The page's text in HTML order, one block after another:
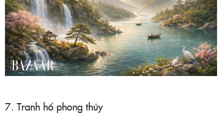
7. Tranh hổ phong thủy